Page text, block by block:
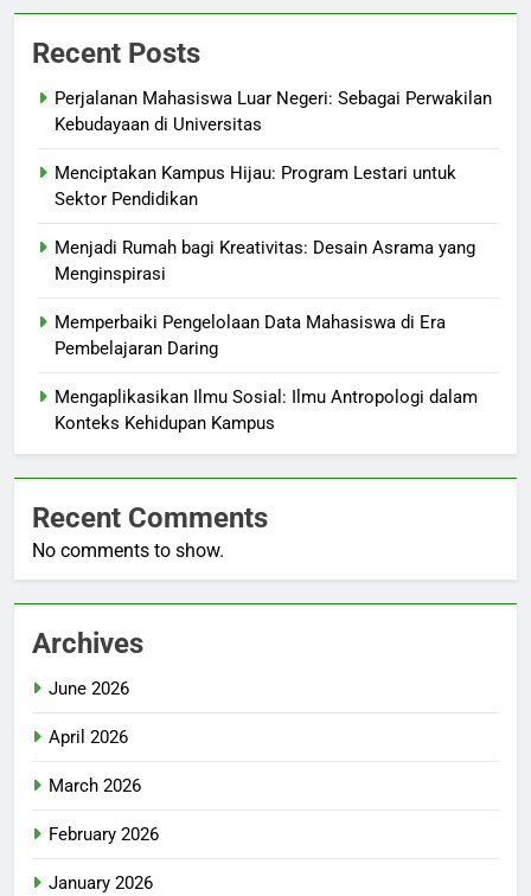
Recent Posts
Perjalanan Mahasiswa Luar Negeri: Sebagai Perwakilan
Kebudayaan di Universitas
Menciptakan Kampus Hijau: Program Lestari untuk
Sektor Pendidikan
Menjadi Rumah bagi Kreativitas: Desain Asrama yang
Menginspirasi
Memperbaiki Pengelolaan Data Mahasiswa di Era
Pembelajaran Daring
Mengaplikasikan Ilmu Sosial: Ilmu Antropologi dalam
Konteks Kehidupan Kampus
Recent Comments
No comments to show.
Archives
June 2026
April 2026
March 2026
February 2026
January 2026